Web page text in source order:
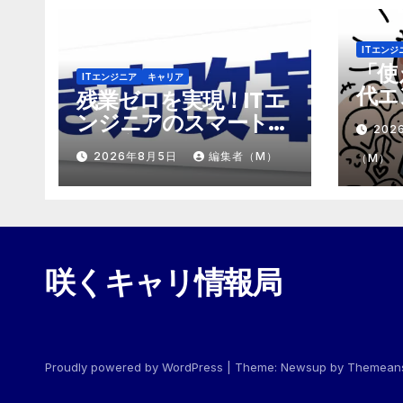
ITエンジニア キャリア
残業ゼロを実現！ITエ
ンジニアのスマートな
働き方改革
2026年8月5日 編集者（M）
ITエンジ
「
代
「
め
（M）
咲くキャリ情報局
Proudly powered by WordPress Theme: Newsup by